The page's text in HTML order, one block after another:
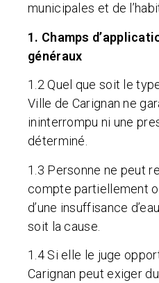
municipales et de
1. Champs
généraux
1.2 Quel que soit le
Ville de Carignan ne
ininterrompu ni une
déterminé.
1.3 Personne ne peut
compte partiellement
d’une insuffisance
soit la cause.
1.4 Si elle le juge
Carignan peut exiger